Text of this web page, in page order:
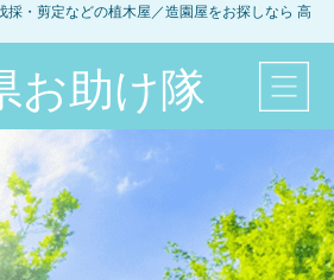
採・剪定などの植木屋／造園屋をお探しなら 高
お助け隊